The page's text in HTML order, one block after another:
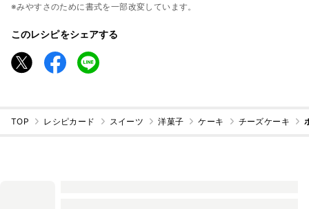
※みやすさのために書式を一部改変しています。
このレシピをシェアする
TOP レシピカード スイーツ 洋菓子 ケーキ チーズケーキ